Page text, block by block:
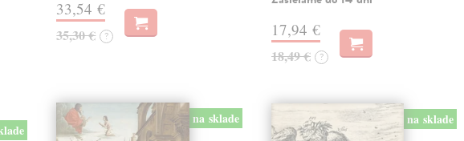
33,54 €
35,30 € ? 17,94 €
18,49 € ?
na sklade na sklade